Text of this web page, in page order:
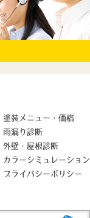
塗装メニュー・価格
雨漏り診断
外壁・屋根診断
カラーシミュレーション
プライバシーポリシー